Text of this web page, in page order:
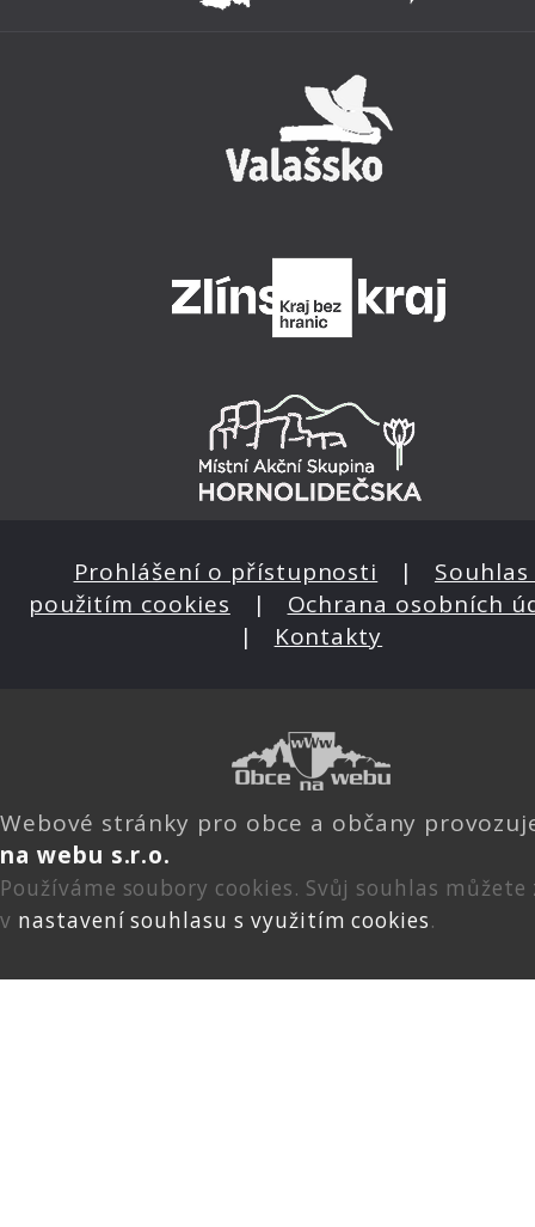
Prohlášení o přístupnosti | Souhlas
použitím cookies | Ochrana osobních
| Kontakty
Webové stránky pro obce a občany
na webu s.r.o.
Používáme soubory cookies. Svůj souhlas
v nastavení souhlasu s využitím cookies.